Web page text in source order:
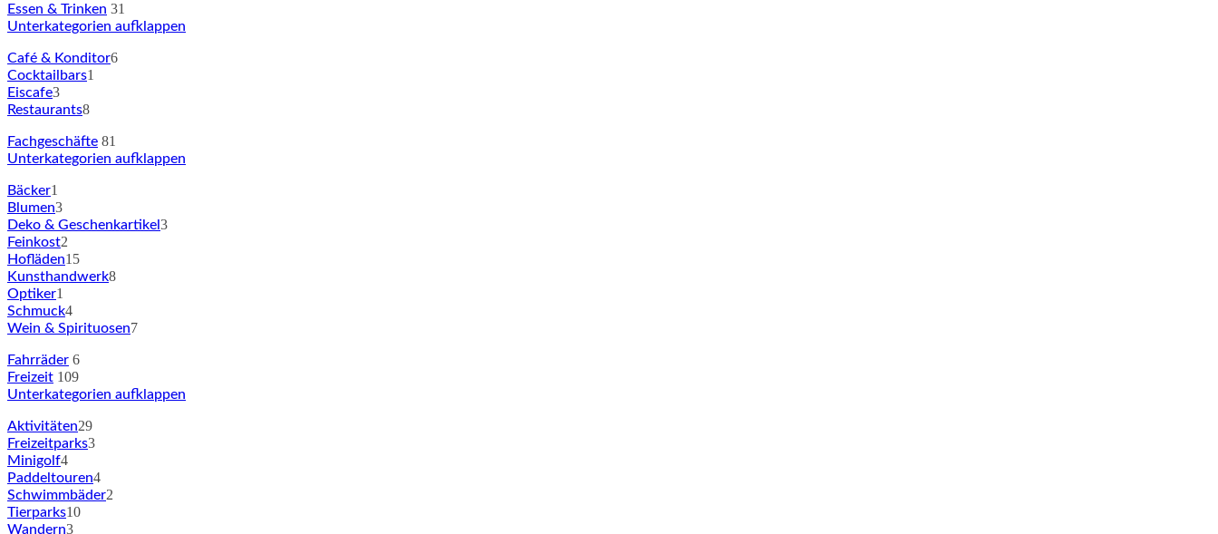
Essen & Trinken 31
Unterkategorien aufklappen
Café & Konditor6
Cocktailbars1
Eiscafe3
Restaurants8
Fachgeschäfte 81
Unterkategorien aufklappen
Bäcker1
Blumen3
Deko & Geschenkartikel 3
Feinkost2
Hofläden15
Kunsthandwerk8
Optiker1
Schmuck4
Wein & Spirituosen7
Fahrräder 6
Freizeit 109
Unterkategorien aufklappen
Aktivitäten29
Freizeitparks3
Minigolf4
Paddeltouren4
Schwimmbäder2
Tierparks10
Wandern3